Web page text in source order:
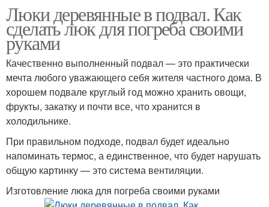
Люки деревянные в подвал. Как
сделать люк для погреба своими
руками
Качественно выполненный подвал — это практически
мечта любого уважающего себя жителя частного дома. В
хорошем подвале круглый год можно хранить овощи,
фрукты, закатку и почти все, что хранится в
холодильнике.
При правильном подходе, подвал будет идеально
напоминать термос, а единственное, что будет нарушать
общую картинку — это система вентиляции.
Изготовление люка для погреба своими руками